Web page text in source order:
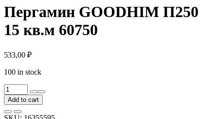
Пергамин GOODHIM П250
15 кв.м 60750
533,00 ₽
100 in stock
Пергамин
GOODHIM
П250
15
Add to cart